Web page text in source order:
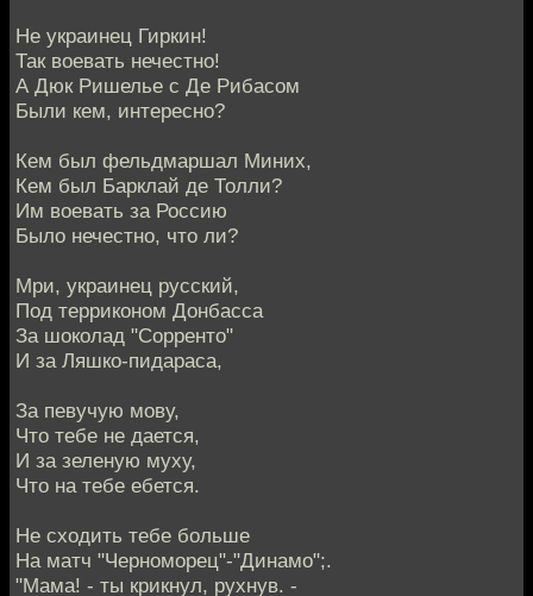
Не украинец Гиркин!
Так воевать нечестно!
А Дюк Ришелье с Де Рибасом
Были кем, интересно?
Кем был фельдмаршал Миних,
Кем был Барклай де Толли?
Им воевать за Россию
Было нечестно, что ли?
Мри, украинец русский,
Под терриконом Донбасса
За шоколад "Сорренто"
И за Ляшко-пидараса,
За певучую мову,
Что тебе не дается,
И за зеленую муху,
Что на тебе ебется.
Не сходить тебе больше
На матч "Черноморец"-"Динамо";.
"Мама! - ты крикнул, рухнув. -